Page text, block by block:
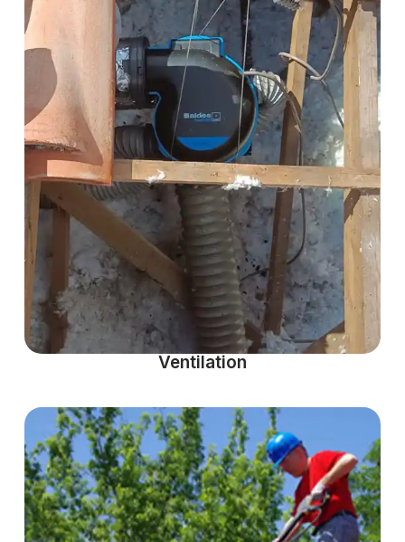
Ventilation